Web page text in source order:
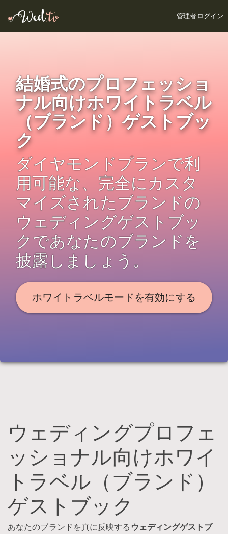
管理者ログイン
結婚式のプロフェッショ
ナル向けホワイトラベル
（ブランド）ゲストブッ
ク
ダイヤモンドプランで利
用可能な、完全にカスタ
マイズされたブランドの
ウェディングゲストブッ
クであなたのブランドを
披露しましょう。
ホワイトラベルモードを有効にする
ウェディングプロフェ
ッショナル向けホワイ
トラベル（ブランド）
ゲストブック
あなたのブランドを真に反映する ウェディングゲストブ